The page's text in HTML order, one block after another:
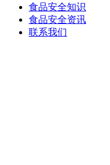
食品安全知识
食品安全资讯
联系我们